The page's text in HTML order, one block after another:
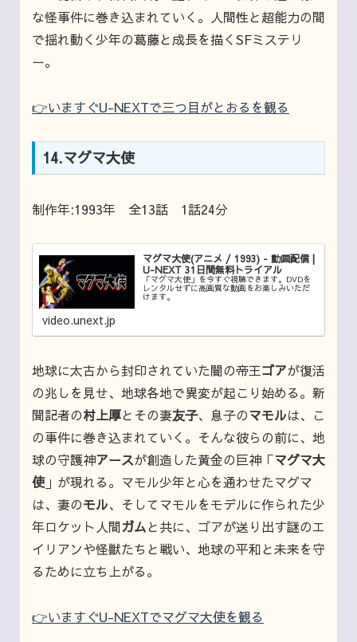
な怪事件に巻き込まれていく。人間性と超能力の間
で揺れ動く少年の葛藤と成長を描くSFミステリ
ー。
👉いますぐU-NEXTで三つ目がとおるを観る
14.マグマ大使
制作年:1993年 全13話 1話24分
マグマ大使(アニメ / 1993) - 動画配信 |
U-NEXT 31日間無料トライアル
「マグマ大使」を今すぐ視聴できます。DVDを
レンタルせずに高画質な動画をお楽しみいただ
けます。
video.unext.jp
地球に太古から封印されていた闇の帝王ゴアが復活
の兆しを見せ、地球各地で異変が起こり始める。新
聞記者の村上厚とその妻友子、息子のマモルは、こ
の事件に巻き込まれていく。そんな彼らの前に、地
球の守護神アースが創造した黄金の巨神「マグマ大
使」が現れる。マモル少年と心を通わせたマグマ
は、妻のモル、そしてマモルをモデルに作られた少
年ロケット人間ガムと共に、ゴアが送り出す謎のエ
イリアンや怪獣たちと戦い、地球の平和と未来を守
るために立ち上がる。
👉いますぐU-NEXTでマグマ大使を観る